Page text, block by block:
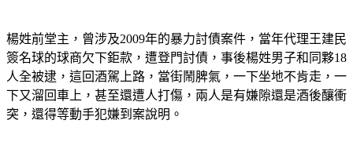
楊姓前堂主，曾涉及2009年的暴力討債案件，當年代理王建民
簽名球的球商欠下鉅款，遭登門討債，事後楊姓男子和同夥18
人全被逮，這回酒駕上路，當街鬧脾氣，一下坐地不肯走，一
下又溜回車上，甚至還遭人打傷，兩人是有嫌隙還是酒後釀衝
突，還得等動手犯嫌到案說明。